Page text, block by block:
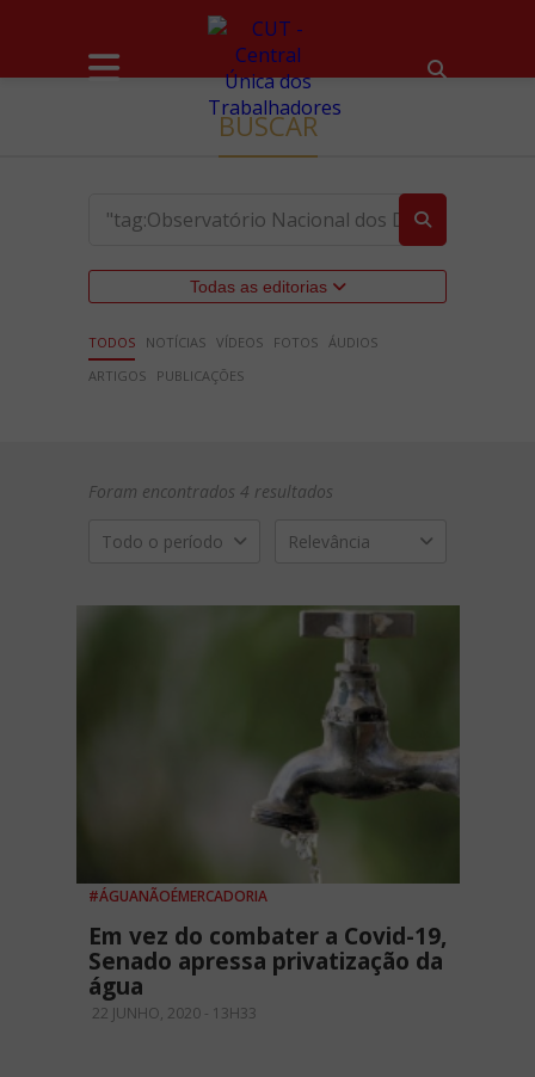
BUSCAR
Todas as editorias
TODOS NOTÍCIAS VÍDEOS FOTOS ÁUDIOS
ARTIGOS
PUBLICAÇÕES
Foram encontrados 4 resultados
Todo o período Relevância
#ÁGUANÃOÉMERCADORIA
Em vez do combater a Covid-19,
Senado apressa privatização da
água
22 JUNHO, 2020 - 13H33